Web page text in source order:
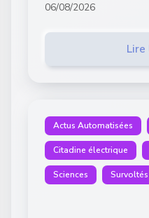
06/08/2026
Actus Automatisées
Citadine électrique
Sciences Survoltés